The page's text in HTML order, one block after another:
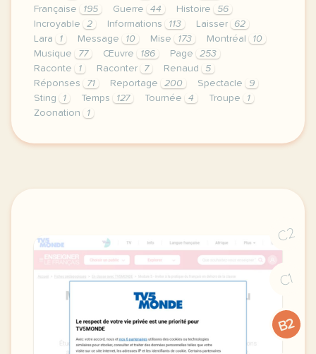
Française
195 Guerre 44 Histoire
56
Incroyable
2 Informations 113 Laisser
62
Lara
1 Message 10 Mise 173 Montréal
10
Musique
77 Œuvre 186 Page
253
Raconte
1 Raconter 7 Renaud
5
Réponses
71 Reportage 200 Spectacle
9
Sting
1 Temps 127 Tournée 4 Troupe
1
Zoonation
1
le respect de votre vie privee est une priorite
C2
C1
B2